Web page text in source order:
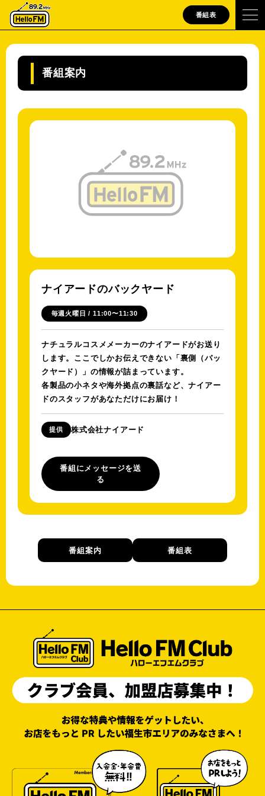
番組表
番組案内
ナイアードのバックヤード
毎週火曜日 / 11:00〜11:30
ナチュラルコスメメーカーのナイアードがお送り
します。ここでしかお伝えできない「裏側（バッ
クヤード）」の情報が詰まっています。
各製品の小ネタや海外拠点の裏話など、ナイアー
ドのスタッフがあなただけにお届け！
提供 株式会社ナイアード
番組にメッセージを送
る
番組案内 番組表